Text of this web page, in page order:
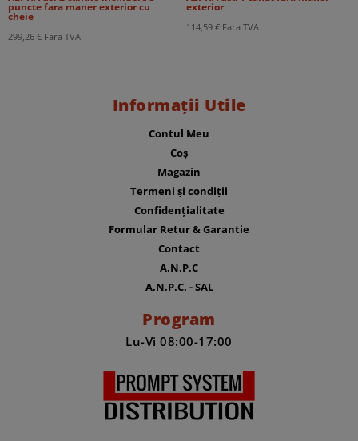
puncte fara maner exterior cu
cheie
299,26 € Fara TVA
exterior
114,59 € Fara TVA
Informații Utile
Contul Meu
Coș
Magazin
Termeni și condiții
Confidențialitate
Formular Retur & Garantie
Contact
A.N.P.C
A.N.P.C. - SAL
Program
Lu-Vi 08:00-17:00